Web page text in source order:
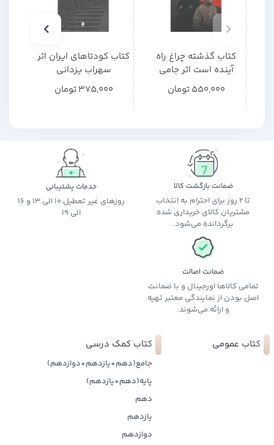
کتاب گذشته چراغ راه
آینده است اثر جامی
550,000تومان
کتاب کودتاهای ایران اثر
سهراب یزدانی
375,000تومان
ضمانت بازگشت کالا
تا 2 روز برای احترام به انتخاب
مشتریان کالای خریداری شده
برگردانده می‌شود.
خدمات پشتیبانی
روزهای غیر تعطیل 10 الی 13 و 16
الی 19
ضمانت اصالت
تمامی کالاها اورجینال و با ضمانت
اصل بودن از نمایندگی معتبر تهیه
و ارائه می‌شوند.
کتاب عمومی کتاب کمک درسی
جامع(دهم+یازدهم+دوازدهم)
پایه(دهم+یازدهم)
دهم
یازدهم
دوازدهم